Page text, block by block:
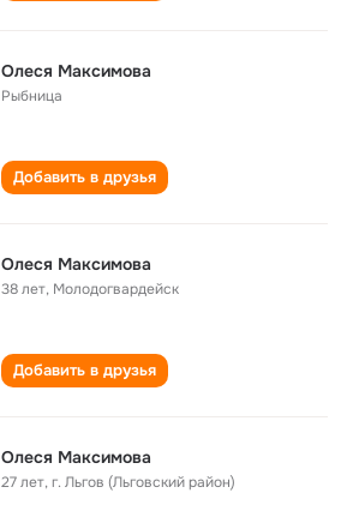
Олеся Максимова
Рыбница
Добавить в друзья
Олеся Максимова
38 лет, Молодогвардейск
Добавить в друзья
Олеся Максимова
27 лет,г. Льгов (Льговский район)